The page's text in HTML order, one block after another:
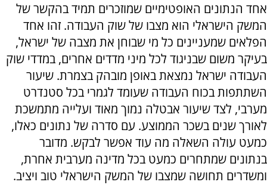
אחד הנתונים האופטימיים שמוזכרים תמיד בהקשר של
המשק הישראלי הוא מצבו של שוק העבודה. זהו אחד
הפלאים שמעניינים כל מי שבוחן את מצבה של ישראל,
בעיקר משום שבניגוד לכל מיני מדדים אחרים, במדדי שוק
העבודה ישראל נמצאת באופן מובהק בצמרת. שיעור
השתתפות בכוח העבודה שעומד לגמרי בכל סטנדרט
מערבי, לצד שיעור אבטלה נמוך מאוד ועלייה מתמשכת
לאורך שנים בשכר הממוצע. עם סדרה של נתונים כאלו,
כמעט עולה השאלה מה עוד אפשר לבקש. מדובר
בנתונים שמתחרים כמעט בכל מדינה מערבית אחרת,
ומשדרים תחושה שמצבו של המשק הישראלי טוב ויציב.